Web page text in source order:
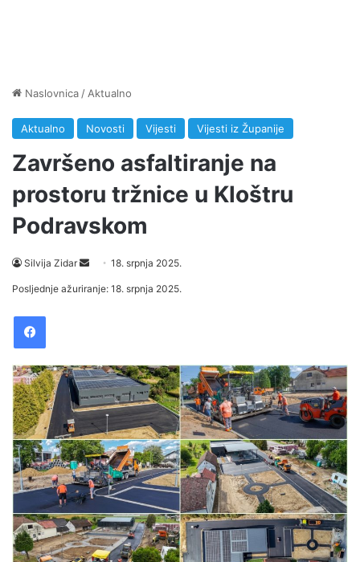
Naslovnica / Aktualno
Aktualno Novosti Vijesti Vijesti iz Županije
Završeno asfaltiranje na
prostoru tržnice u Kloštru
Podravskom
Silvija Zidar
e
m
a
i
l
18. srpnja 2025.
Posljednje ažuriranje: 18. srpnja 2025.